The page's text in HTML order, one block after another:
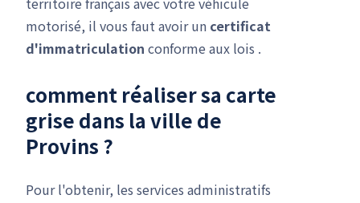
motorisé, il vous faut avoir un certificat
d'immatriculation conforme aux lois .
comment réaliser sa carte
grise dans la ville de
Provins ?
Pour l'obtenir, les services administratifs